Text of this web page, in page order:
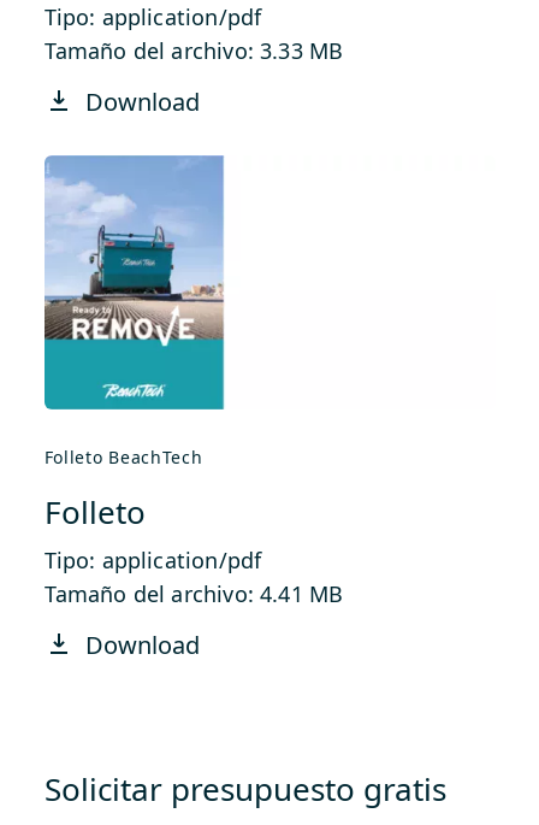
Tipo: application/pdf
Tamaño del archivo: 3.33 MB
Download
Folleto BeachTech
Folleto
Tipo: application/pdf
Tamaño del archivo: 4.41 MB
Download
Solicitar presupuesto gratis